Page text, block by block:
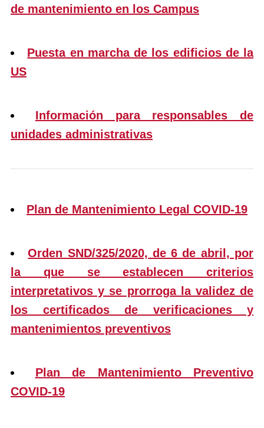
de mantenimiento en los Campus
Puesta en marcha de los edificios de la
US
Información para responsables de
unidades administrativas
Plan de Mantenimiento Legal COVID-19
Orden SND/325/2020, de 6 de abril, por
la que se establecen criterios
interpretativos y se prorroga la validez de
los certificados de verificaciones y
mantenimientos preventivos
Plan de Mantenimiento Preventivo
COVID-19